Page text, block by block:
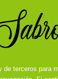
de terceros para